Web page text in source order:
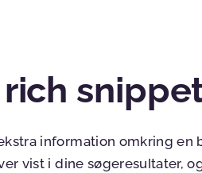
information omkring en
vist i dine søgeresultater,